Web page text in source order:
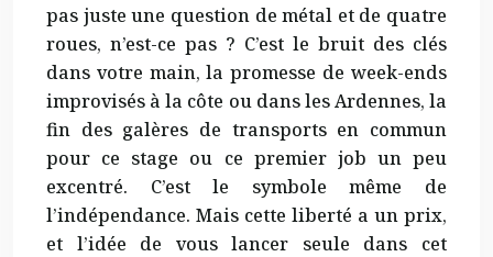
pas juste une question de métal et de quatre
roues, n’est-ce pas ? C’est le bruit des clés
dans votre main, la promesse de week-ends
improvisés à la côte ou dans les Ardennes, la
fin des galères de transports en commun
pour ce stage ou ce premier job un peu
excentré. C’est le symbole même de
l’indépendance. Mais cette liberté a un prix,
et l’idée de vous lancer seule dans cet